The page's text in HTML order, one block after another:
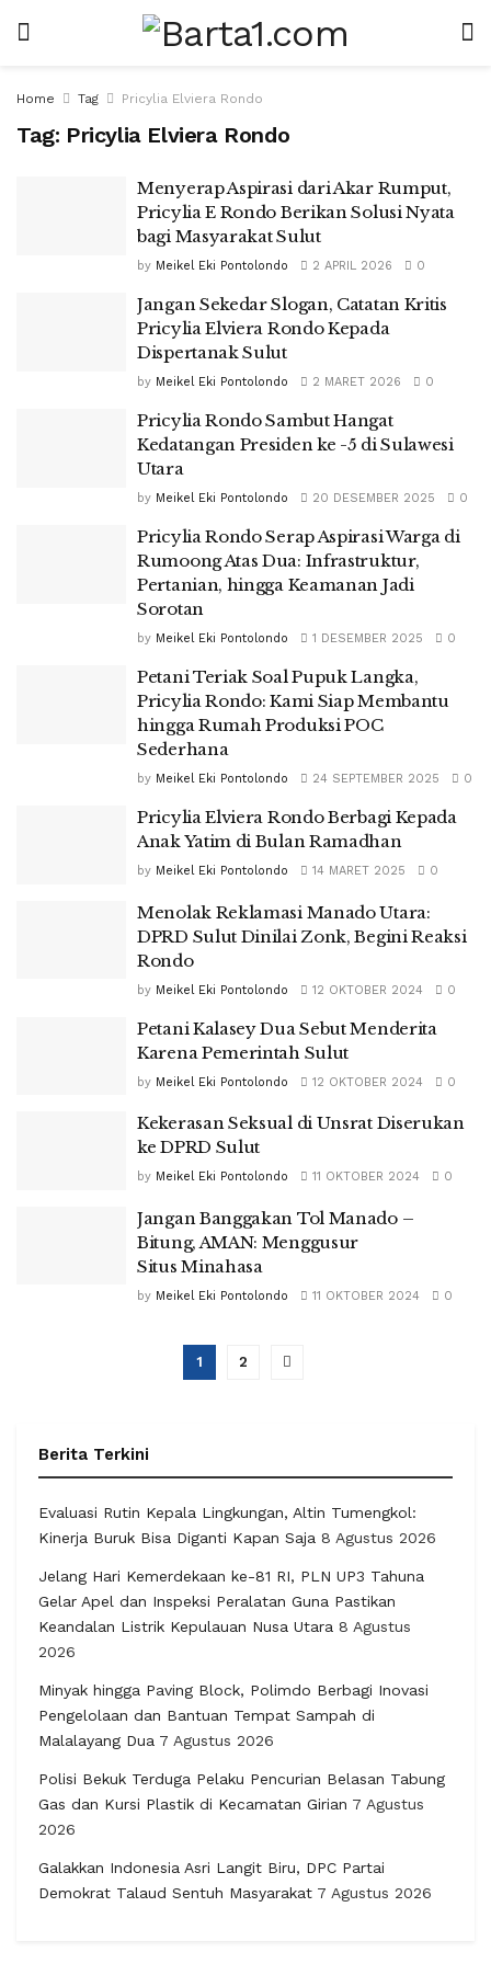
Home Tag Pricylia Elviera Rondo
Tag: Pricylia Elviera Rondo
Menyerap Aspirasi dari Akar Rumput,
Pricylia E Rondo Berikan Solusi Nyata
bagi Masyarakat Sulut
by Meikel Eki Pontolondo 2 APRIL 2026 0
Jangan Sekedar Slogan, Catatan Kritis
Pricylia Elviera Rondo Kepada
Dispertanak Sulut
by Meikel Eki Pontolondo 2 MARET 2026 0
Pricylia Rondo Sambut Hangat
Kedatangan Presiden ke -5 di Sulawesi
Utara
by Meikel Eki Pontolondo 20 DESEMBER 2025 0
Pricylia Rondo Serap Aspirasi Warga di
Rumoong Atas Dua: Infrastruktur,
Pertanian, hingga Keamanan Jadi
Sorotan
by Meikel Eki Pontolondo 1 DESEMBER 2025 0
Petani Teriak Soal Pupuk Langka,
Pricylia Rondo: Kami Siap Membantu
hingga Rumah Produksi POC
Sederhana
by Meikel Eki Pontolondo 24 SEPTEMBER 2025 0
Pricylia Elviera Rondo Berbagi Kepada
Anak Yatim di Bulan Ramadhan
by Meikel Eki Pontolondo 14 MARET 2025 0
Menolak Reklamasi Manado Utara:
DPRD Sulut Dinilai Zonk, Begini Reaksi
Rondo
by Meikel Eki Pontolondo 12 OKTOBER 2024 0
Petani Kalasey Dua Sebut Menderita
Karena Pemerintah Sulut
by Meikel Eki Pontolondo 12 OKTOBER 2024 0
Kekerasan Seksual di Unsrat Diserukan
ke DPRD Sulut
by Meikel Eki Pontolondo 11 OKTOBER 2024 0
Jangan Banggakan Tol Manado –
Bitung, AMAN: Menggusur
Situs Minahasa
by Meikel Eki Pontolondo 11 OKTOBER 2024 0
1 2
Berita Terkini
Evaluasi Rutin Kepala Lingkungan, Altin Tumengkol:
Kinerja Buruk Bisa Diganti Kapan Saja 8 Agustus 2026
Jelang Hari Kemerdekaan ke-81 RI, PLN UP3 Tahuna
Gelar Apel dan Inspeksi Peralatan Guna Pastikan
Keandalan Listrik Kepulauan Nusa Utara 8 Agustus
2026
Minyak hingga Paving Block, Polimdo Berbagi Inovasi
Pengelolaan dan Bantuan Tempat Sampah di
Malalayang Dua 7 Agustus 2026
Polisi Bekuk Terduga Pelaku Pencurian Belasan Tabung
Gas dan Kursi Plastik di Kecamatan Girian 7 Agustus
2026
Galakkan Indonesia Asri Langit Biru, DPC Partai
Demokrat Talaud Sentuh Masyarakat 7 Agustus 2026